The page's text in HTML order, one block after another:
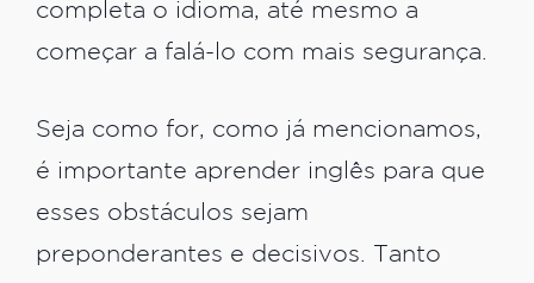
completa o idioma, até mesmo a
começar a falá-lo com mais segurança.
Seja como for, como já mencionamos,
é importante aprender inglês para que
esses obstáculos sejam
preponderantes e decisivos. Tanto